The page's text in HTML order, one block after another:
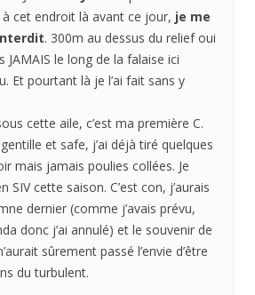
cet endroit là avant ce jour, je me
. 300m au dessus du relief oui
JAMAIS le long de la falaise ici
Et pourtant là je l’ai fait sans y
cette aile, c’est ma première C.
et safe, j’ai déjà tiré quelques
mais jamais poulies collées. Je
SIV cette saison. C’est con, j’aurais
dernier (comme j’avais prévu,
donc j’ai annulé) et le souvenir de
sûrement passé l’envie d’être
du turbulent.